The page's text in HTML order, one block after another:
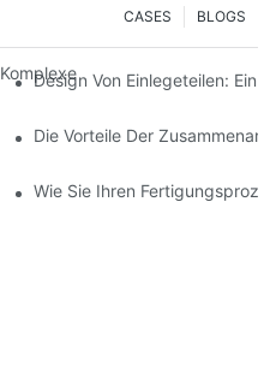
BLOGS
CASES
Designanforderungen
Design Von Einlegeteilen: Ein
Für Hochpräzise
Die Vorteile Der
Die Beste Wahl Für Langlebige
Wie Sie Ihren